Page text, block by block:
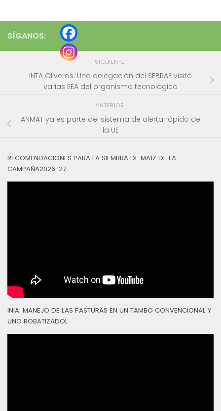
SÍGANOS:
SIGUIENTE
INTA Oliveros: Una delegación del SEBRAE visitó
varias EEA del organismo tecnológico
ANTERIOR
ANMAT ya es parte del sistema de alerta rápido de
la UE
RECOMENDACIONES PARA LA SIEMBRA DE MAÍZ DE LA
CAMPAÑA2026-27
INIA: MANEJO DE LAS PASTURAS EN UN TAMBO CONVENCIONAL Y
UNO ROBATIZADOL